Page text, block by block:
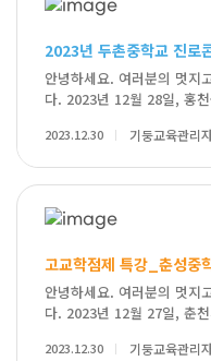
2023년 두촌중학교 진로
안녕하세요. 여러분의 멋지
다. 2023년 12월 28일, 홍
2023.12.30 기둥교육관리
고교학점제 특강_춘성중
안녕하세요. 여러분의 멋지
다. 2023년 12월 27일, 춘
2023.12.30 기둥교육관리